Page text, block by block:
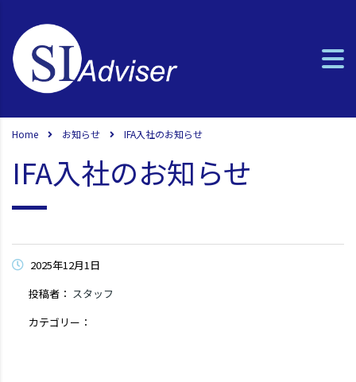
Home お知らせ IFA入社のお知らせ
IFA入社のお知らせ
2025年12月1日
投稿者： スタッフ
カテゴリー：